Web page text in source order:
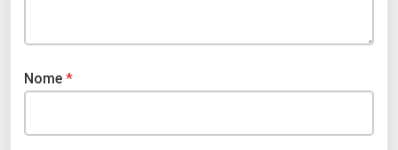
Nome *